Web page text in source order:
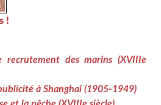
!
recrutement des marins (XVIIIe
à Shanghai (1905-1949)